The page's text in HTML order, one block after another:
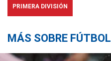
PRIMERA DIVISIÓN
MÁS SOBRE FÚTBOL